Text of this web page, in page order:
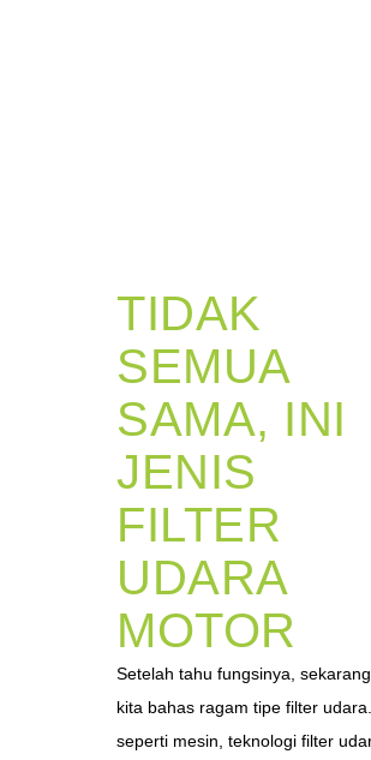
TIDAK
SEMUA
SAMA, INI
JENIS
FILTER
UDARA
MOTOR
Setelah tahu fungsinya,
kita bahas ragam tipe filter
seperti mesin, teknologi filter